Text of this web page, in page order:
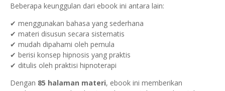
Beberapa keunggulan dari ebook ini antara lain:
✔ menggunakan bahasa yang sederhana
✔ materi disusun secara sistematis
✔ mudah dipahami oleh pemula
✔ berisi konsep hipnosis yang praktis
✔ ditulis oleh praktisi hipnoterapi
Dengan 85 halaman materi, ebook ini memberikan